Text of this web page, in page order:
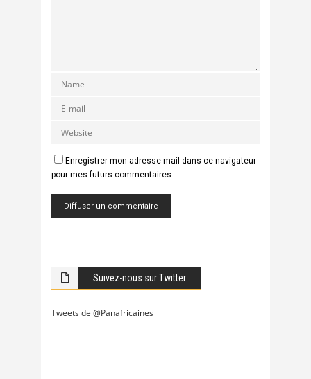
Enregistrer mon adresse mail dans ce navigateur
pour mes futurs commentaires.
Suivez-nous sur Twitter
Tweets de @Panafricaines